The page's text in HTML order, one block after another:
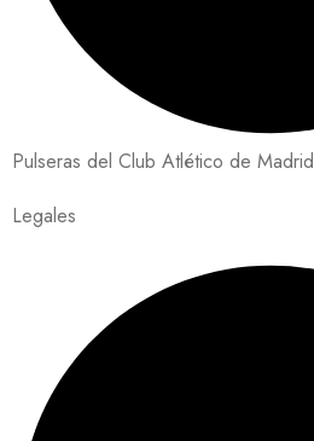
Pulseras del Club Atlético de Madrid
Legales